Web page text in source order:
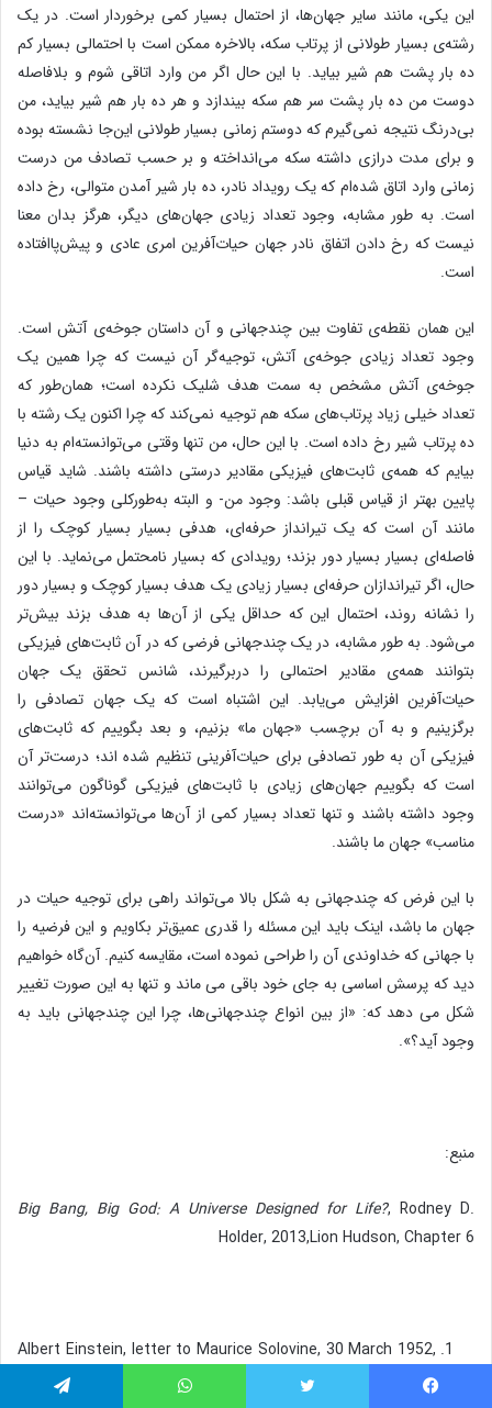
این یکی، مانند سایر جهان‌ها، از احتمال بسیار کمی برخوردار است. در یک
رشته‌ی بسیار طولانی از پرتاب سکه، بالاخره ممکن است با احتمالی بسیار کم
ده بار پشت هم شیر بیاید. با این حال اگر من وارد اتاقی شوم و بلافاصله
دوست من ده بار پشت سر هم سکه بیندازد و هر ده بار هم شیر بیاید، من
بی‌درنگ نتیجه نمی‌گیرم که دوستم زمانی بسیار طولانی این‌جا نشسته بوده
و برای مدت درازی داشته سکه می‌انداخته و بر حسب تصادف من درست
زمانی وارد اتاق شده‌ام که یک رویداد نادر، ده بار شیر آمدن متوالی، رخ داده
است. به طور مشابه، وجود تعداد زیادی جهان‌های دیگر، هرگز بدان معنا
نیست که رخ دادن اتفاق نادر جهان حیات‌آفرین امری عادی و پیش‌پا‌افتاده
است.
این همان نقطه‌ی تفاوت بین چندجهانی و آن داستان جوخه‌ی آتش است.
وجود تعداد زیادی جوخه‌ی آتش، توجیه‌گر آن نیست که چرا همین یک
جوخه‌ی آتش مشخص به سمت هدف شلیک نکرده است؛ همان‌طور که
تعداد خیلی زیاد پرتاب‌های سکه هم توجیه نمی‌‌کند که چرا اکنون یک رشته با
ده پرتاب شیر رخ داده است. با این حال، من تنها وقتی می‌توانسته‌‌ام به دنیا
بیایم که همه‌ی ثابت‌های فیزیکی مقادیر درستی داشته باشند. شاید قیاس
پایین بهتر از قیاس قبلی باشد: وجود من- و البته به‌طورکلی وجود حیات –
مانند آن است که یک تیرانداز حرفه‌ای، هدفی بسیار بسیار کوچک را از
فاصله‌ای بسیار بسیار دور بزند؛ رویدادی که بسیار نامحتمل می‌نماید. با این
حال، اگر تیراندازان حرفه‌ای بسیار زیادی یک هدف بسیار کوچک و بسیار دور
را نشانه روند، احتمال این که حداقل یکی از آن‌ها به هدف بزند بیش‌تر
می‌شود. به طور مشابه، در یک چندجهانی فرضی که در آن ثابت‌های فیزیکی
بتوانند همه‌ی مقادیر احتمالی را دربرگیرند، شانس تحقق یک جهان
حیات‌آفرین افزایش می‌یابد. این اشتباه است که یک جهان تصادفی را
برگزینیم و به آن برچسب «جهان ما» بزنیم، و بعد بگوییم که ثابت‌های
فیزیکی آن به طور تصادفی برای حیات‌آفرینی تنظیم شده اند؛ درست‌تر آن
است که بگوییم جهان‌های زیادی با ثابت‌های فیزیکی گوناگون می‌توانند
وجود داشته باشند و تنها تعداد بسیار کمی از آن‌ها می‌توانسته‌اند «درست
مناسب» جهان ما باشند.
با این فرض که چندجهانی به شکل بالا می‌تواند راهی برای توجیه حیات در
جهان ما باشد، اینک باید این مسئله را قدری عمیق‌تر بکاویم و این فرضیه را
با جهانی که خداوندی آن را طراحی نموده است، مقایسه کنیم. آن‌گاه خواهیم
دید که پرسش اساسی به جای خود باقی می ماند و تنها به این صورت تغییر
شکل می دهد که: «از بین انواع چندجهانی‌ها، چرا این چندجهانی باید به
وجود آید؟».
منبع:
Big Bang, Big God: A Universe Designed for Life?, Rodney D.
Holder, 2013,Lion Hudson, Chapter 6
Albert Einstein, letter to Maurice Solovine, 30 March 1952,
quoted in Stanley Jaki, “Theological Aspects of Creative